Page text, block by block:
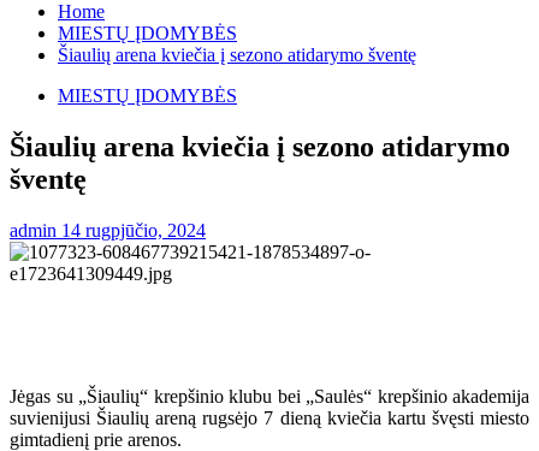
Home
MIESTŲ ĮDOMYBĖS
Šiaulių arena kviečia į sezono atidarymo šventę
MIESTŲ ĮDOMYBĖS
Šiaulių arena kviečia į sezono atidarymo
šventę
admin 14 rugpjūčio, 2024
Jėgas su „Šiaulių“ krepšinio klubu bei „Saulės“ krepšinio akademija
suvienijusi Šiaulių areną rugsėjo 7 dieną kviečia kartu švęsti miesto
gimtadienį prie arenos.